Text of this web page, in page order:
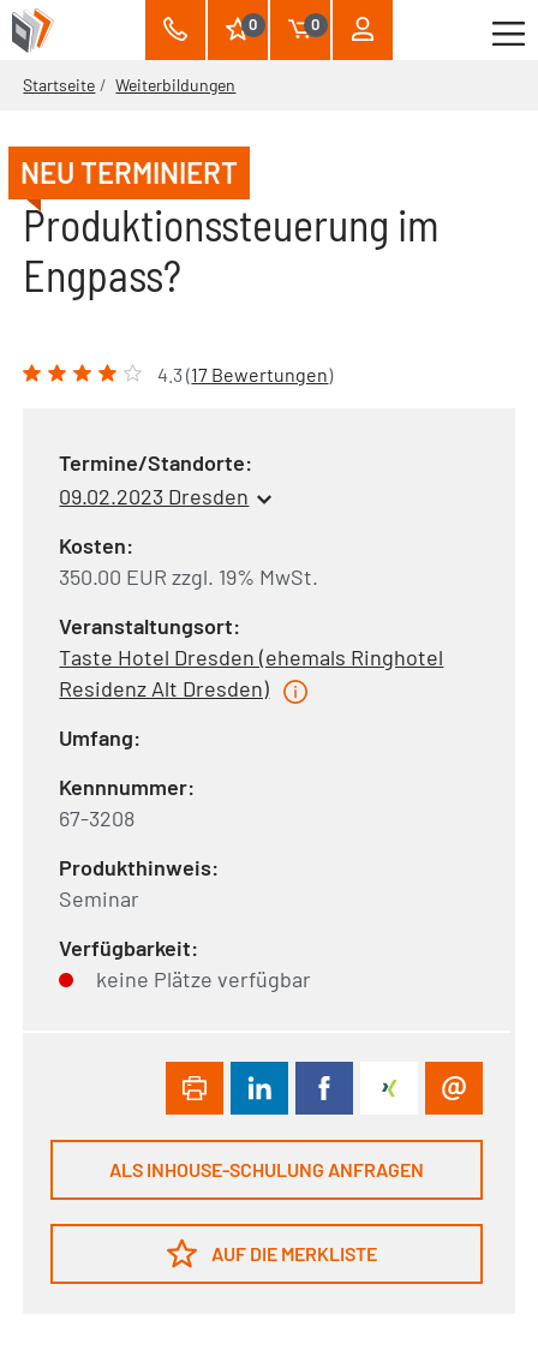
0 0
Startseite Weiterbildungen
NEU TERMINIERT
Produktionssteuerung im
Engpass?
4.3 (17 Bewertungen)
Termine/Standorte:
09.02.2023 Dresden
Kosten:
350.00 EUR zzgl. 19% MwSt.
Veranstaltungsort:
Taste Hotel Dresden (ehemals Ringhotel
Residenz Alt Dresden)
Umfang:
Kennnummer:
67-3208
Produkthinweis:
Seminar
Verfügbarkeit:
keine Plätze verfügbar
ALS INHOUSE-SCHULUNG ANFRAGEN
AUF DIE MERKLISTE